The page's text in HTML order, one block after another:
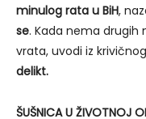
minulog rata u BiH,
se. Kada nema drugih
vrata, uvodi iz
delikt.
ŠUŠNICA U ŽIVOTNOJ